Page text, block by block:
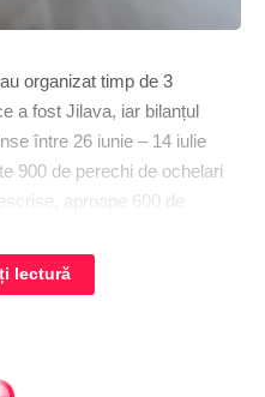
organizat timp de 3
a fost Jilava, iar bilanțul
între 26 iunie – 14 iulie
900 de perechi de ochelari
aproape 600 de
Doar în cazul a 23
vederea s-a
Jilava, nominal, de
lectură